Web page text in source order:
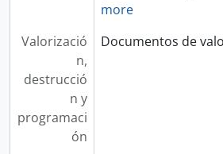
more
Valorizació
n,
destrucció
n y
programaci
ón
Documentos de